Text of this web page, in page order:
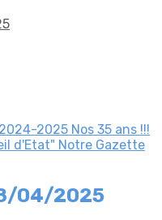
2025 Nos 35 ans !!!
d'Etat" Notre Gazette
04/2025